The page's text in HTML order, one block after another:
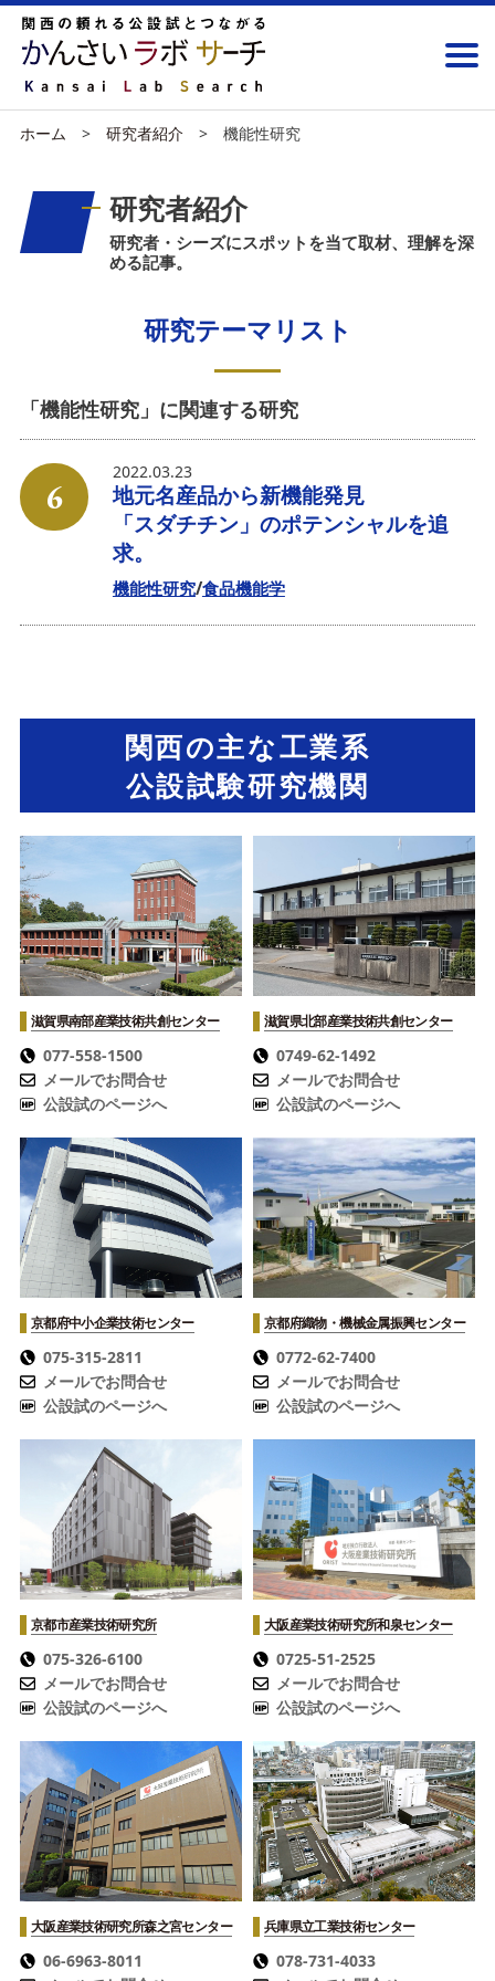
ホーム 研究者紹介 機能性研究
研究者紹介
研究者・シーズにスポットを当て取材、理解を深
める記事。
研究テーマリスト
「機能性研究」に関連する研究
6
2022.03.23
地元名産品から新機能発見
「スダチチン」のポテンシャルを追
求。
機能性研究 食品機能学
関西の主な工業系
公設試験研究機関
滋賀県南部産業技術共創センター
077-558-1500
メールでお問合せ
公設試のページへ
滋賀県北部産業技術共創センター
0749-62-1492
メールでお問合せ
公設試のページへ
京都府中小企業技術センター
075-315-2811
メールでお問合せ
公設試のページへ
京都府織物・機械金属振興センター
0772-62-7400
メールでお問合せ
公設試のページへ
京都市産業技術研究所
075-326-6100
メールでお問合せ
公設試のページへ
大阪産業技術研究所和泉センター
0725-51-2525
メールでお問合せ
公設試のページへ
大阪産業技術研究所森之宮センター
06-6963-8011
兵庫県立工業技術センター
078-731-4033